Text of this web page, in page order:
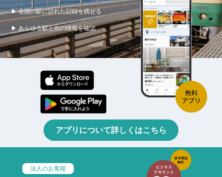
▶ 全国の駅に訪れた記録を残せる
▶ あらゆる駅と街の情報を確認
アプリについて詳しくはこちら
法人のお客様